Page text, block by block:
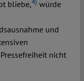
bliebe,
würde
und
nicht